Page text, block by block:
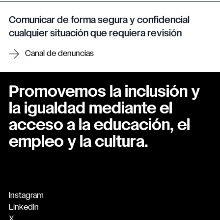
Comunicar de forma segura y confidencial
cualquier situación que requiera revisión
Canal de denuncias
Promovemos la inclusión y
la igualdad mediante el
acceso a la educación, el
empleo y la cultura.
Instagram
LinkedIn